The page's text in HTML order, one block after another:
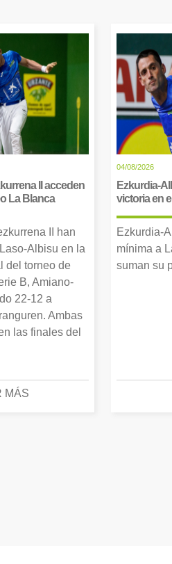
II acceden
La Blanca
II han
Albisu en la
del torneo de
B, Amiano-
22-12 a
Ambas
las finales del
MÁS
04/08/2026
Ezkurdia-
victoria en
Ezkurdia-
mínima a
suman su